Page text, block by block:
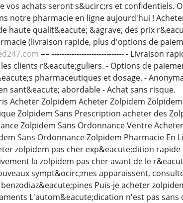
vos achats seront s&ucirc;rs et confidentiels.
notre pharmacie en ligne aujourd'hui !
haute qualit&eacute; &agrave; des prix
(livraison rapide, plus d'options de
== ----------------------------- - Livraison
clients r&eacute;guliers. - Options de
pharmaceutiques et dosage. -
sant&eacute; abordable - Achat sans risque.
Acheter Zolpidem Acheter Zolpidem
Zolpidem Sans Prescription acheter des
Zolpidem Sans Ordonnance Ventre
Sans Ordonnance Zolpidem Pharmacie En
zolpidem pas cher exp&eacute;dition
la zolpidem pas cher avant de le
sympt&ocirc;mes apparaissent,
Puis-je acheter
L'autom&eacute;dication n'est pas